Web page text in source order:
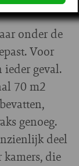
onder de
Voor
ieder geval.
70 m2
genoeg.
deel
die